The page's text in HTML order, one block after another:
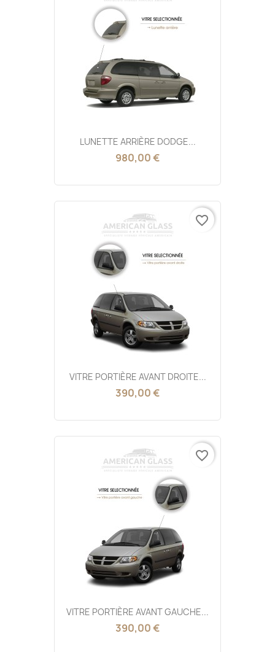
LUNETTE ARRIÈRE DODGE...
980,00 €
VITRE PORTIÈRE AVANT DROITE...
390,00 €
favorite_border
VITRE PORTIÈRE AVANT GAUCHE...
390,00 €
favorite_border